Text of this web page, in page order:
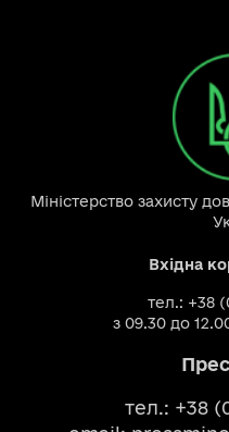
Міністерство захисту
Вхідна
тел.: +38
з 09.30 до
тел.: +38